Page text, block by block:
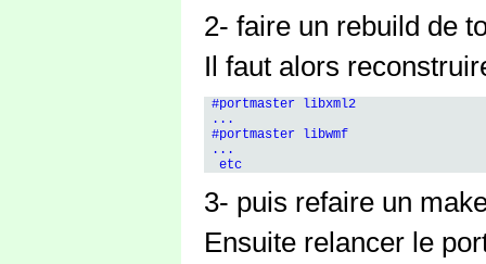
2- faire un rebuild de
Il faut alors
#portmaster libxml2
...
#portmaster libwmf
...
3- puis refaire un
Ensuite relancer le